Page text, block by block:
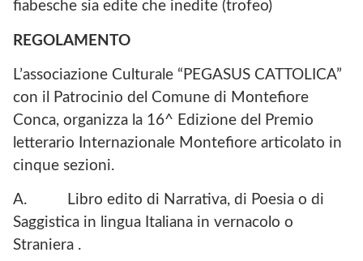
fiabesche sia edite che inedite (trofeo)
REGOLAMENTO
L’associazione Culturale “PEGASUS CATTOLICA”
con il Patrocinio del Comune di Montefiore
Conca, organizza la 16^ Edizione del Premio
letterario Internazionale Montefiore articolato in
cinque sezioni.
A. Libro edito di Narrativa, di Poesia o di
Saggistica in lingua Italiana in vernacolo o
Straniera .